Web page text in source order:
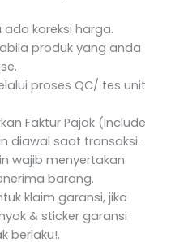
koreksi harga.
produk yang anda
proses QC/ tes unit
Faktur Pajak (Include
diawal saat transaksi.
wajib menyertakan
barang.
klaim garansi, jika
& sticker garansi
berlaku!.